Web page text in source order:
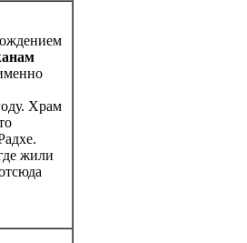
Храм
жили